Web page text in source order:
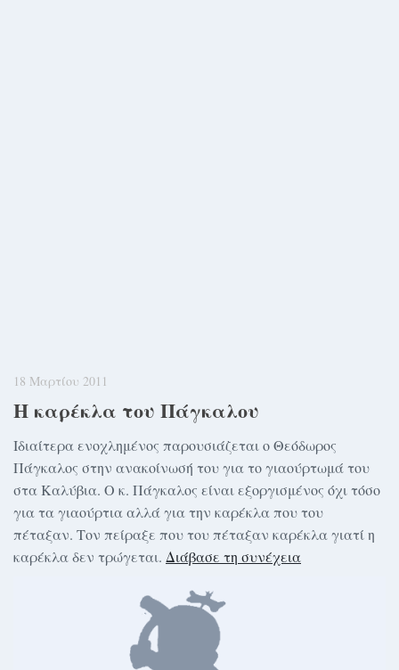
18 Μαρτίου 2011
Η καρέκλα του Πάγκαλου
Ιδιαίτερα ενοχλημένος παρουσιάζεται ο Θεόδωρος
Πάγκαλος στην ανακοίνωσή του για το γιαούρτωμά του
στα Καλύβια. Ο κ. Πάγκαλος είναι εξοργισμένος όχι τόσο
για τα γιαούρτια αλλά για την καρέκλα που του
πέταξαν. Τον πείραξε που του πέταξαν καρέκλα γιατί η
καρέκλα δεν τρώγεται. Διάβασε τη συνέχεια